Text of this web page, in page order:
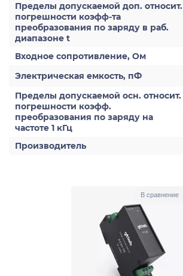
Пределы допускаемой доп. относит.
погрешности коэфф-та
преобразования по заряду в раб.
диапазоне t
Входное сопротивление, Ом
Электрическая емкость, пФ
Пределы допускаемой осн. относит.
погрешности коэфф.
преобразования по заряду на
частоте 1 кГц
Производитель
В сравнение